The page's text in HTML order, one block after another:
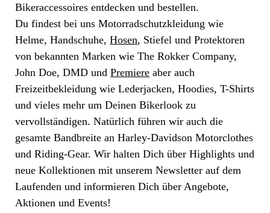
Bikeraccessoires entdecken und bestellen.
Du findest bei uns Motorradschutzkleidung wie
Helme, Handschuhe,Hosen, Stiefel und Protektoren
von bekannten Marken wie The Rokker Company,
John Doe, DMD undPremiere aber auch
Freizeitbekleidung wie Lederjacken, Hoodies, T-Shirts
und vieles mehr um Deinen Bikerlook zu
vervollständigen. Natürlich führen wir auch die
gesamte Bandbreite an Harley-Davidson Motorclothes
und Riding-Gear. Wir halten Dich über Highlights und
neue Kollektionen mit unserem Newsletter auf dem
Laufenden und informieren Dich über Angebote,
Aktionen und Events!